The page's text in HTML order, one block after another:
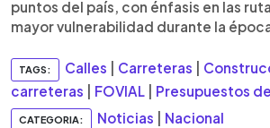
puntos del país, con énfasis en las
mayor vulnerabilidad durante la
TAGS: Calles Carreteras
carreteras
FOVIAL Presupuestos
CATEGORIA: Noticias Nacional